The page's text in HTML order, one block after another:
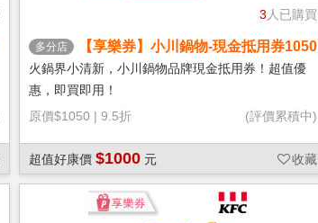
3 人已購買
多分店
【享樂券】小川鍋物-現金抵用券1050
元(一次型)
火鍋界小清新，小川鍋物品牌現金抵用券！超值優
惠，即買即用！
原價$1050 | 9.5折 (評價累積中)
超值好康價 $1000 元 收藏